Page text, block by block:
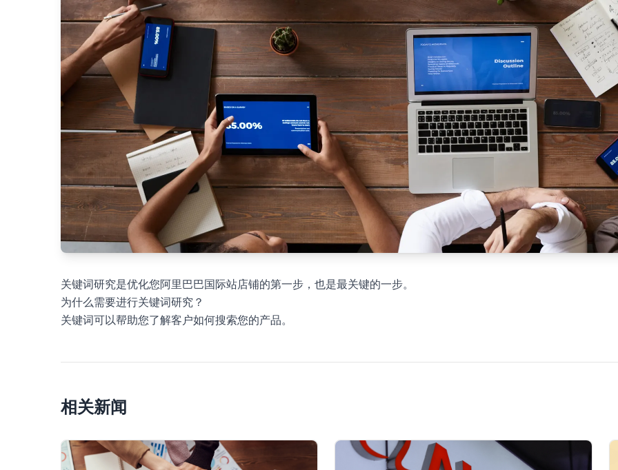
关键词研究是优化您阿里巴巴国际站店铺的第一步，也是最关键的一步。
为什么需要进行关键词研究？
关键词可以帮助您了解客户如何搜索您的产品。
相关新闻